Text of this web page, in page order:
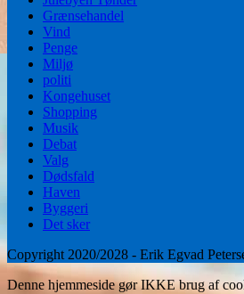
Grænsehandel
Vind
Penge
Miljø
politi
Kongehuset
Shopping
Musik
Debat
Valg
Dødsfald
Haven
Byggeri
Det sker
Copyright 2020/2028 - Erik Egvad
Denne hjemmeside gør IKKE brug af